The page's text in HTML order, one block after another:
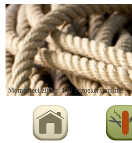
Momenteel zijn er 146 bezoekers online!